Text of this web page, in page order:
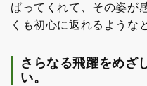
ばってくれて、その姿が
くも初心に返れるような
さらなる飛躍をめざ
い。